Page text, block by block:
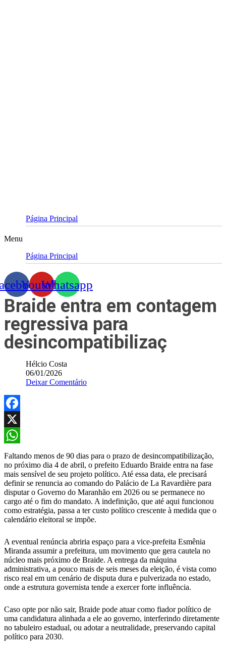
Página Principal
Menu
Página Principal
YoutubeWhatsapp
Braide entra em contagem
regressiva para
desincompatibilizaç
Hélcio Costa
06/01/2026
Deixar Comentário
Facebook
X
WhatsApp
Faltando menos de 90 dias para o prazo de desincompatibilização,
no próximo dia 4 de abril, o prefeito Eduardo Braide entra na fase
mais sensível de seu projeto político. Até essa data, ele precisará
definir se renuncia ao comando do Palácio de La Ravardière para
disputar o Governo do Maranhão em 2026 ou se permanece no
cargo até o fim do mandato. A indefinição, que até aqui funcionou
como estratégia, passa a ter custo político crescente à medida que o
calendário eleitoral se impõe.
A eventual renúncia abriria espaço para a vice-prefeita Esmênia
Miranda assumir a prefeitura, um movimento que gera cautela no
núcleo mais próximo de Braide. A entrega da máquina
administrativa, a pouco mais de seis meses da eleição, é vista como
risco real em um cenário de disputa dura e pulverizada no estado,
onde a estrutura governista tende a exercer forte influência.
Caso opte por não sair, Braide pode atuar como fiador político de
uma candidatura alinhada a ele ao governo, interferindo diretamente
no tabuleiro estadual, ou adotar a neutralidade, preservando capital
político para 2030.